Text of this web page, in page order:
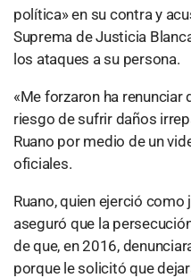
política» en su contra y
Suprema de Justicia
los ataques a su persona.
«Me forzaron ha renunciar
riesgo de sufrir daños
Ruano por medio de un
oficiales.
Ruano, quien ejerció
aseguró que la
de que, en 2016,
porque le solicitó que